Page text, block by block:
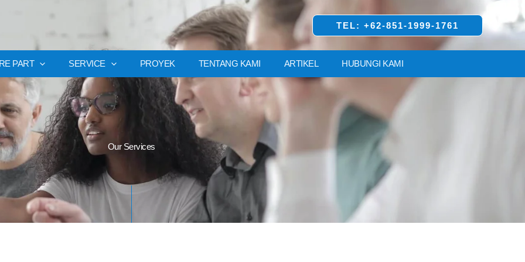
TEL: +62-851-1999-1761
PART SERVICE PROYEK TENTANG KAMI ARTIKEL HUBUNGI KAMI
Our Services